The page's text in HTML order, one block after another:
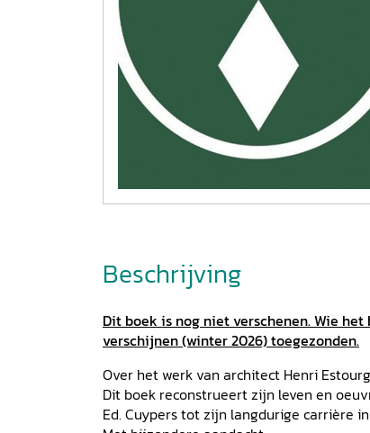
Beschrijving
Dit boek is nog niet verschenen. Wie
verschijnen (winter 2026) toegezonden.
Over het werk van architect Henri
Dit boek reconstrueert zijn leven en
Ed. Cuypers tot zijn langdurige carrière